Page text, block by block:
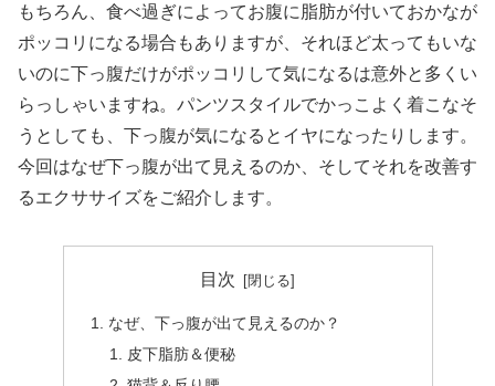
もちろん、食べ過ぎによってお腹に脂肪が付いておかなが
ポッコリになる場合もありますが、それほど太ってもいな
いのに下っ腹だけがポッコリして気になるは意外と多くい
らっしゃいますね。パンツスタイルでかっこよく着こなそ
うとしても、下っ腹が気になるとイヤになったりします。
今回はなぜ下っ腹が出て見えるのか、そしてそれを改善す
るエクササイズをご紹介します。
目次
なぜ、下っ腹が出て見えるのか？
皮下脂肪＆便秘